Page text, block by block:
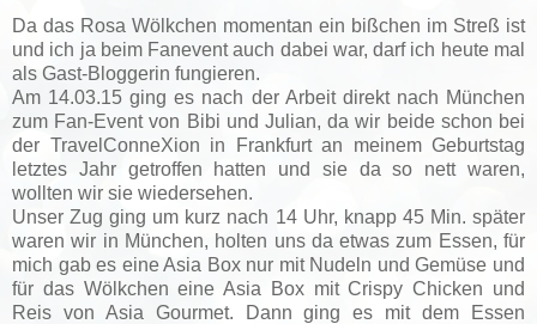
Da das Rosa Wölkchen momentan ein bißchen im Streß ist
und ich ja beim Fanevent auch dabei war, darf ich heute mal
als Gast-Bloggerin fungieren.
Am 14.03.15 ging es nach der Arbeit direkt nach München
zum Fan-Event von Bibi und Julian, da wir beide schon bei
der TravelConneXion in Frankfurt an meinem Geburtstag
letztes Jahr getroffen hatten und sie da so nett waren,
wollten wir sie wiedersehen.
Unser Zug ging um kurz nach 14 Uhr, knapp 45 Min. später
waren wir in München, holten uns da etwas zum Essen, für
mich gab es eine Asia Box nur mit Nudeln und Gemüse und
für das Wölkchen eine Asia Box mit Crispy Chicken und
Reis von Asia Gourmet. Dann ging es mit dem Essen